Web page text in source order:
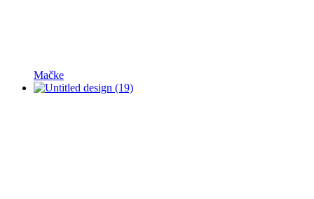
Mačke